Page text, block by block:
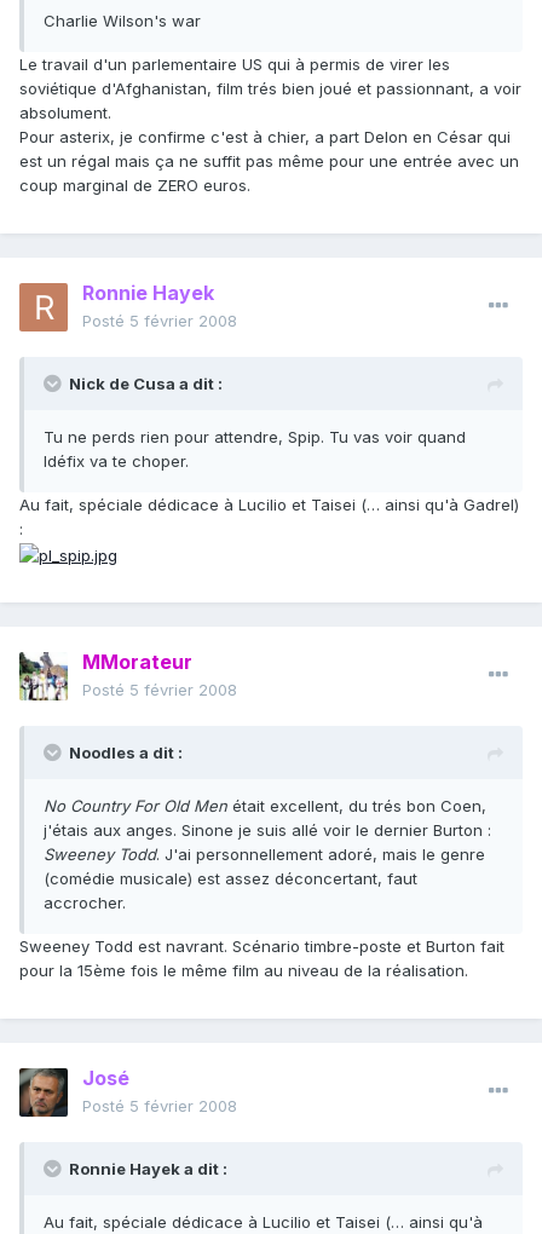
Charlie Wilson's war
Le travail d'un parlementaire US qui à permis de virer les
soviétique d'Afghanistan, film trés bien joué et passionnant, a voir
absolument.
Pour asterix, je confirme c'est à chier, a part Delon en César qui
est un régal mais ça ne suffit pas même pour une entrée avec un
coup marginal de ZERO euros.
Ronnie Hayek
Posté 5 février 2008
Nick de Cusa a dit :
Tu ne perds rien pour attendre, Spip. Tu vas voir quand
Idéfix va te choper.
Au fait, spéciale dédicace à Lucilio et Taisei (… ainsi qu'à Gadrel)
:
MMorateur
Posté 5 février 2008
Noodles a dit :
No Country For Old Men était excellent, du trés bon Coen,
j'étais aux anges. Sinone je suis allé voir le dernier Burton :
Sweeney Todd. J'ai personnellement adoré, mais le genre
(comédie musicale) est assez déconcertant, faut
accrocher.
Sweeney Todd est navrant. Scénario timbre-poste et Burton fait
pour la 15ème fois le même film au niveau de la réalisation.
José
Posté 5 février 2008
Ronnie Hayek a dit :
Au fait, spéciale dédicace à Lucilio et Taisei (… ainsi qu'à